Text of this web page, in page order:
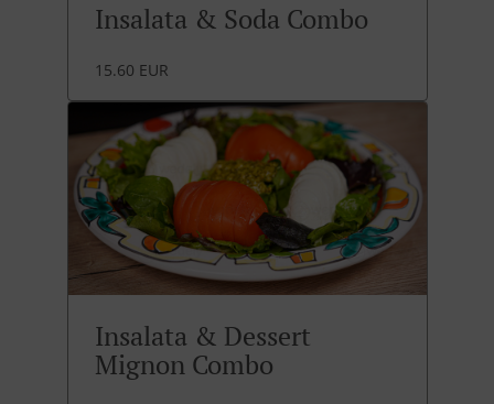
Insalata & Soda Combo
15.60 EUR
Insalata & Dessert
Mignon Combo